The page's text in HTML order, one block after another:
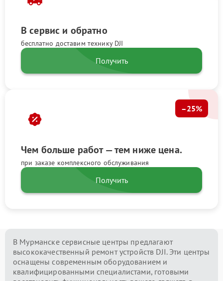
В сервис и обратно
бесплатно доставим технику DJI
Получить
Чем больше работ — тем ниже цена.
при заказе комплексного обслуживания
–25%
Получить
В Мурманске сервисные центры предлагают
высококачественный ремонт устройств DJI. Эти центры
оснащены современным оборудованием и
квалифицированными специалистами, готовыми